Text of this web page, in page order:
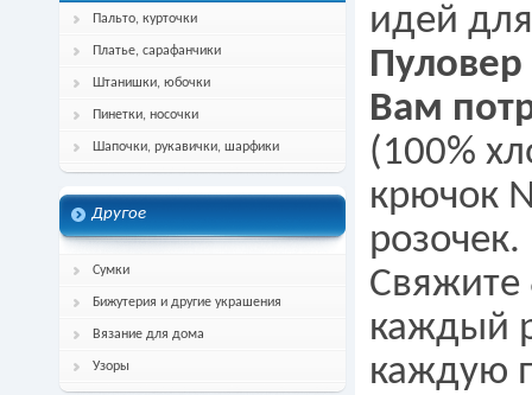
Пальто, курточки
Платье, сарафанчики
Штанишки, юбочки
Пинетки, носочки
Шапочки, рукавички, шарфики
Другое
Сумки
Бижутерия и другие украшения
Вязание для дома
Узоры
идей
Пуловер
Вам
(100%
крючок
розочек.
Свяжите
каждый
каждую